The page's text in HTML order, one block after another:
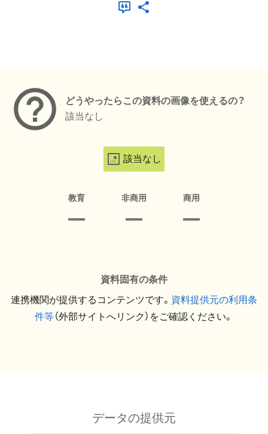
どうやったらこの資料の画像を使えるの？
該当なし
該当なし
教育 非商用 商用
資料固有の条件
連携機関が提供するコンテンツです。 資料提供元の利用条
件等（外部サイトへリンク）をご確認ください。
データの提供元